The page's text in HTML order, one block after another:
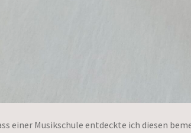
einer Musikschule entdeckte ich diesen